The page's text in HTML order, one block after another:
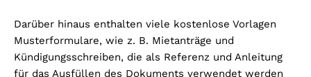
Darüber hinaus enthalten viele kostenlose Vorlagen
Musterformulare, wie z. B. Mietanträge und
Kündigungsschreiben, die als Referenz und Anleitung
für das Ausfüllen des Dokuments verwendet werden